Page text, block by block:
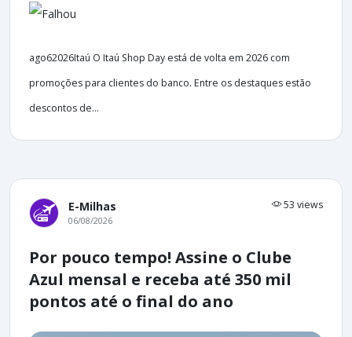
ago62026Itaú O Itaú Shop Day está de volta em 2026 com
promoções para clientes do banco. Entre os destaques estão
descontos de...
E-Milhas 53 views
06/08/2026
Por pouco tempo! Assine o Clube
Azul mensal e receba até 350 mil
pontos até o final do ano